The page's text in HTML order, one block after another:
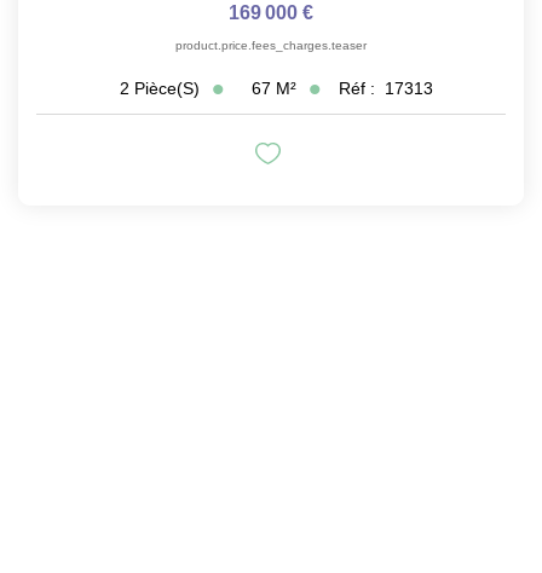
169 000 €
product.price.fees_charges.teaser
2 Pièce(s) 67 M² Réf : 17313